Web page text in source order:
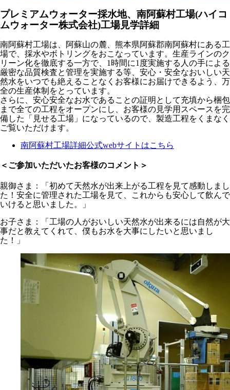
プレミアムウォーター採水地、南阿蘇村工場(ハイコ
ムウォーター株式会社)工場見学詳細
南阿蘇村工場は、阿蘇山の麓、熊本県阿蘇郡南阿蘇村にある工
場で、採水やボトリングをおこなっています。生産ラインのク
リーン化を徹底する一方で、1時間に1度実施する人の手による
厳密な品質検査と管理を実施する等、安心・安全なおいしい天
然水をいつでも絶えることなくお客様にお届けできるよう、万
全の生産体制をとっています。
さらに、安心安全なお水であることの証明として充填から梱包
まで全ての工程をオープンにし、お客様の見学用スペースを完
備した「見せる工場」になっているので、製造工程をくまなく
ご覧いただけます。
南阿蘇村工場詳細公式webサイトはこちら
＜ご参加いただいたお客様のコメント＞
親御さま：「初めて天然水が出来上がる工程を見て感動しまし
た！安全に管理された工場を見て、これからも安心して飲んで
いけると思いました。」
お子さま：「工場の人がおいしい天然水が出来るには自然が大
事だと教えてくれて、僕もお水を大事にしたいと思いまし
た！」